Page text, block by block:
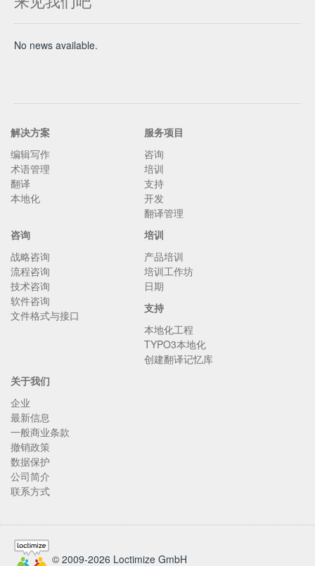
No news available.
解决方案
编辑写作
术语管理
翻译
本地化
服务项目
咨询
培训
支持
开发
翻译管理
咨询
战略咨询
流程咨询
技术咨询
软件咨询
文件格式与接口
培训
产品培训
培训工作坊
日期
支持
本地化工程
TYPO3本地化
创建翻译记忆库
关于我们
企业
最新信息
一般商业条款
撤销政策
数据保护
公司简介
联系方式
© 2009-2026 Loctimize GmbH